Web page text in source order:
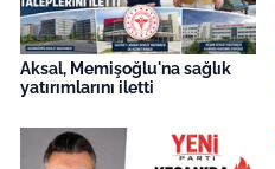
Aksal, Memişoğlu'na sağlık
yatırımlarını iletti